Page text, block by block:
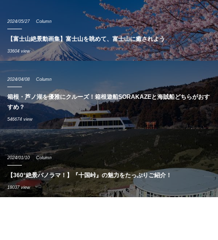
2024/05/27 Column
【富士山絶景動画集】富士山を眺めて、富士山に癒されよう
33604 view
2024/04/08 Column
箱根・芦ノ湖を優雅にクルーズ！箱根遊船SORAKAZEと海賊船どちらがおす
すめ？
546674 view
2024/01/10 Column
【360°絶景パノラマ！】『十国峠』の魅力をたっぷりご紹介！
18037 view